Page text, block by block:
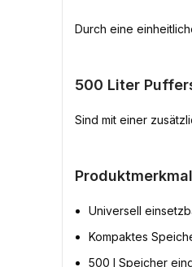
Durch eine
500 Liter
Sind mit einer
Universell
Kompaktes
500 l Speicher